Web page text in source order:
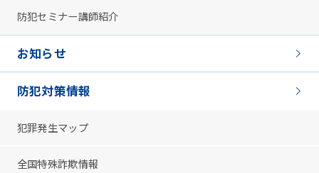
防犯セミナー講師紹介
お知らせ
防犯対策情報
犯罪発生マップ
全国特殊詐欺情報